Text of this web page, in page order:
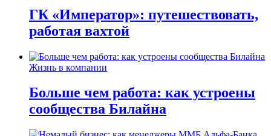
ГК «Император»: путешествовать,
работая вахтой
Жизнь в компании
Больше чем работа: как устроены
сообщества Билайна